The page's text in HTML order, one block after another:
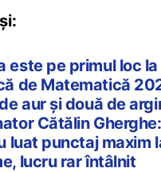
este pe primul loc
de Matematică
aur și două de
Cătălin
luat punctaj maxim
lucru rar întâlnit